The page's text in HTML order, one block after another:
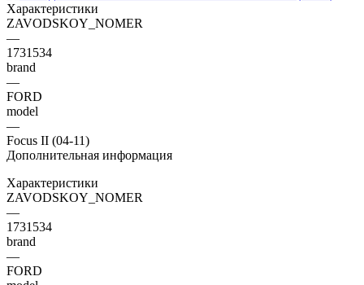
Характеристики
ZAVODSKOY_NOMER
—
1731534
brand
—
FORD
model
—
Focus II (04-11)
Дополнительная информация
Характеристики
ZAVODSKOY_NOMER
—
1731534
brand
—
FORD